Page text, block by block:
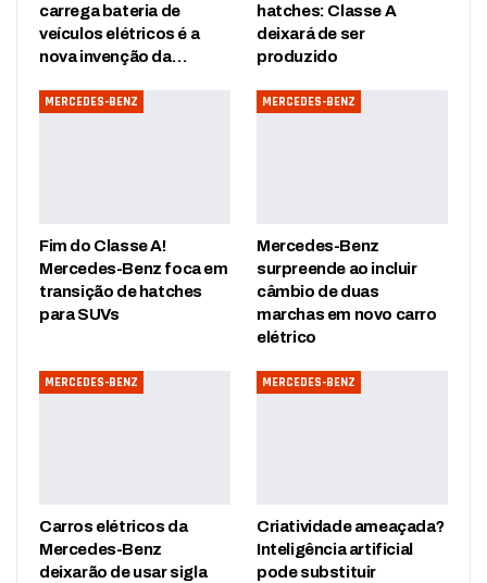
carrega bateria de
veículos elétricos é a
nova invenção da…
hatches: Classe A
deixará de ser
produzido
MERCEDES-BENZ
Fim do Classe A!
Mercedes-Benz foca em
transição de hatches
para SUVs
MERCEDES-BENZ
Mercedes-Benz
surpreende ao incluir
câmbio de duas
marchas em novo carro
elétrico
MERCEDES-BENZ
Carros elétricos da
Mercedes-Benz
deixarão de usar sigla
MERCEDES-BENZ
Criatividade ameaçada?
Inteligência artificial
pode substituir